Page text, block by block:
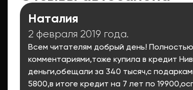
Наталия
2 февраля 2019 года.
Всем читателям добрый день!
комментариями,тоже купила в кредит
деньги,обещали за 340 тысяч,с
5800,в итоге кредит на 7 лет по